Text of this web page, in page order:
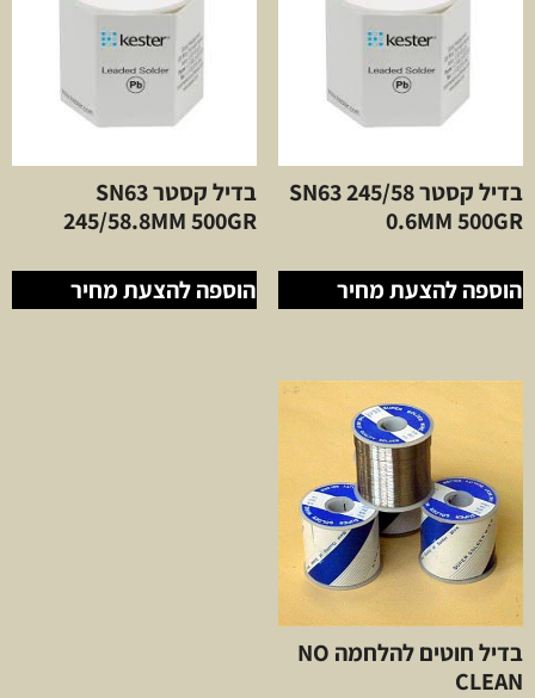
בדיל קסטר SN63 245/58
0.6MM 500GR
הוספה להצעת מחיר
בדיל קסטר SN63
245/58.8MM 500GR
הוספה להצעת מחיר
בדיל חוטים להלחמה NO
CLEAN